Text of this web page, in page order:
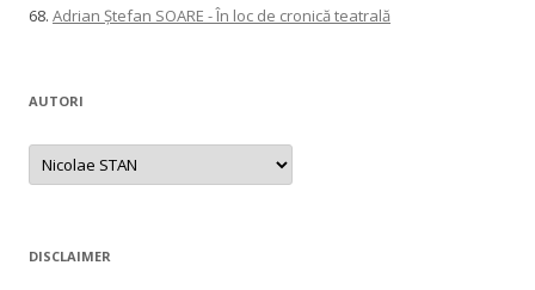
68. Adrian Ștefan SOARE - În loc de cronică teatrală
AUTORI
AUTORI
DISCLAIMER